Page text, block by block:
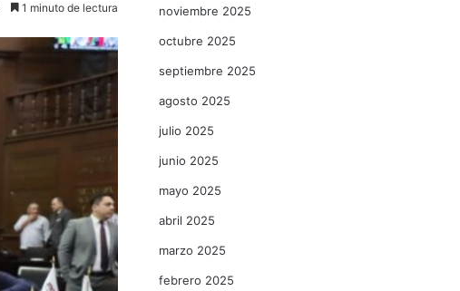
1 minuto de lectura noviembre 2025
octubre 2025
septiembre 2025
agosto 2025
julio 2025
junio 2025
mayo 2025
abril 2025
marzo 2025
febrero 2025